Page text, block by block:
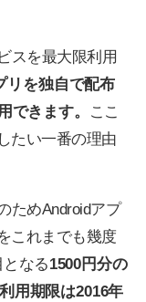
スを最大限利用
を独自で配布
できます。
ここ
たい一番の理由
ためAndroidアプ
これまでも幾度
なる1500円分の
利用期限は2016年